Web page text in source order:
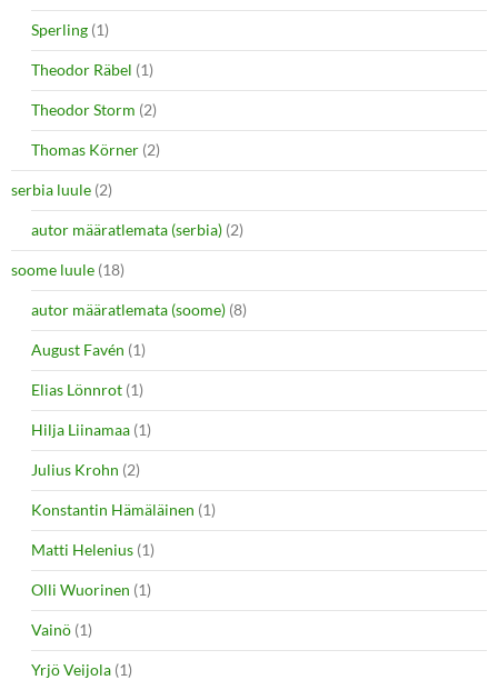
Sperling (1)
Theodor Räbel (1)
Theodor Storm (2)
Thomas Körner (2)
serbia luule (2)
autor määratlemata (serbia) (2)
soome luule (18)
autor määratlemata (soome) (8)
August Favén (1)
Elias Lönnrot (1)
Hilja Liinamaa (1)
Julius Krohn (2)
Konstantin Hämäläinen (1)
Matti Helenius (1)
Olli Wuorinen (1)
Vainö (1)
Yrjö Veijola (1)